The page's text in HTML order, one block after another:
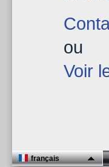
ou
Voir
français